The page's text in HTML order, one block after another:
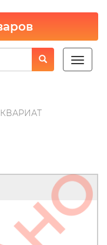
Toggle